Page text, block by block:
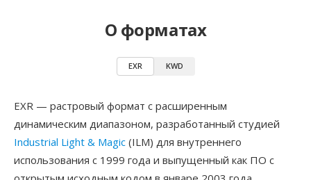
О форматах
EXR KWD
EXR — растровый формат с расширенным
динамическим диапазоном, разработанный студией
Industrial Light & Magic (ILM) для внутреннего
использования с 1999 года и выпущенный как ПО с